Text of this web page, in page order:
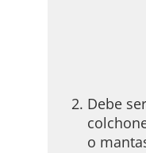
Debe ser
o